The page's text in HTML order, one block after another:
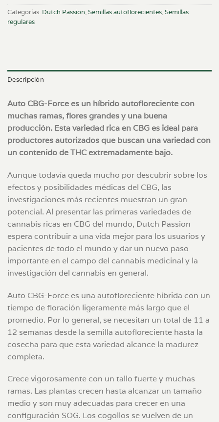
Categorías: Dutch Passion,Semillas autoflorecientes,Semillas
regulares
Descripción
Auto CBG-Force es un híbrido autofloreciente con
muchas ramas, flores grandes y una buena
producción. Esta variedad rica en CBG es ideal para
productores autorizados que buscan una variedad con
un contenido de THC extremadamente bajo.
Aunque todavía queda mucho por descubrir sobre los
efectos y posibilidades médicas del CBG, las
investigaciones más recientes muestran un gran
potencial. Al presentar las primeras variedades de
cannabis ricas en CBG del mundo, Dutch Passion
espera contribuir a una vida mejor para los usuarios y
pacientes de todo el mundo y dar un nuevo paso
importante en el campo del cannabis medicinal y la
investigación del cannabis en general.
Auto CBG-Force es una autofloreciente híbrida con un
tiempo de floración ligeramente más largo que el
promedio. Por lo general, se necesitan un total de 11 a
12 semanas desde la semilla autofloreciente hasta la
cosecha para que esta variedad alcance la madurez
completa.
Crece vigorosamente con un tallo fuerte y muchas
ramas. Las plantas crecen hasta alcanzar un tamaño
medio y son muy adecuadas para crecer en una
configuración SOG. Los cogollos se vuelven de un